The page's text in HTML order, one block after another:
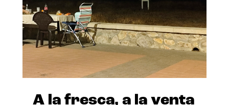
A la fresca, a la venta